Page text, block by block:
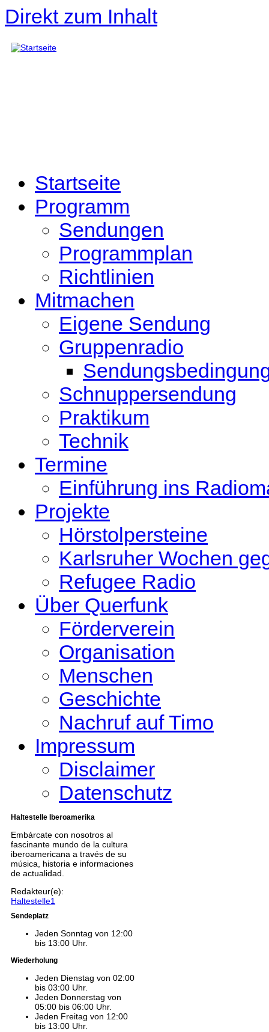
Direkt zum Inhalt
Startseite
Programm
Sendungen
Programmplan
Richtlinien
Mitmachen
Eigene Sendung
Gruppenradio
Schnuppersendung
Praktikum
Technik
Termine
Einführung ins
Projekte
Hörstolpersteine
Karlsruher Wochen
Refugee Radio
Über Querfunk
Förderverein
Organisation
Menschen
Geschichte
Nachruf auf Timo
Impressum
Disclaimer
Datenschutz
Haltestelle Iberoamerika
Embárcate con nosotros al
fascinante mundo de la cultura
iberoamericana a través de su
música, historia e informaciones
de actualidad.
Redakteur(e):
Haltestelle1
Sendeplatz
Jeden Sonntag von 12:00
bis 13:00 Uhr.
Wiederholung
Jeden Dienstag von 02:00
bis 03:00 Uhr.
Jeden Donnerstag von
05:00 bis 06:00 Uhr.
Jeden Freitag von 12:00
bis 13:00 Uhr.